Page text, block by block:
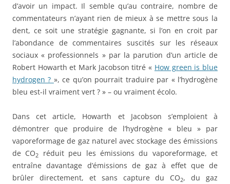
d’avoir un impact. Il semble qu’au contraire, nombre de
commentateurs n’ayant rien de mieux à se mettre sous la
dent, ce soit une stratégie gagnante, si l’on en croit par
l’abondance de commentaires suscités sur les réseaux
sociaux « professionnels » par la parution d’un article de
Robert Howarth et Mark Jacobson titré « How green is blue
hydrogen ? », ce qu’on pourrait traduire par « l’hydrogène
bleu est-il vraiment vert ? » – ou vraiment écolo.
Dans cet article, Howarth et Jacobson s’emploient à
démontrer que produire de l’hydrogène « bleu » par
vaporeformage de gaz naturel avec stockage des émissions
de CO2
réduit peu les émissions du vaporeformage, et
entraîne davantage d’émissions de gaz à effet que de
brûler directement, et sans capture du CO2, du gaz